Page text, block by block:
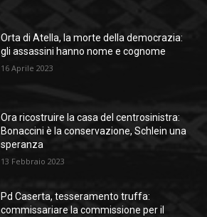
Orta di Atella, la morte della democrazia:
gli assassini hanno nome e cognome
16 Aprile 2023
Ora ricostruire la casa del centrosinistra:
Bonaccini è la conservazione, Schlein una
speranza
13 Febbraio 2023
Pd Caserta, tesseramento truffa:
commissariare la commissione per il